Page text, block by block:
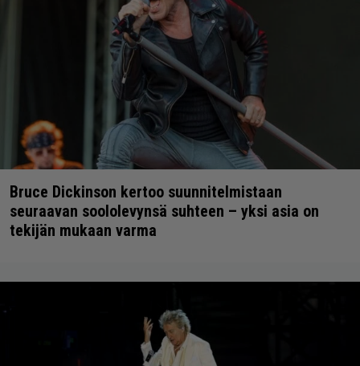
Bruce Dickinson kertoo suunnitelmistaan
seuraavan soololevynsä suhteen – yksi asia on
tekijän mukaan varma